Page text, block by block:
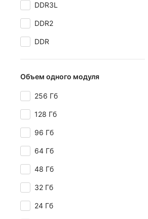
DDR3L
DDR2
DDR
Объем одного модуля
256 Гб
128 Гб
96 Гб
64 Гб
48 Гб
32 Гб
24 Гб